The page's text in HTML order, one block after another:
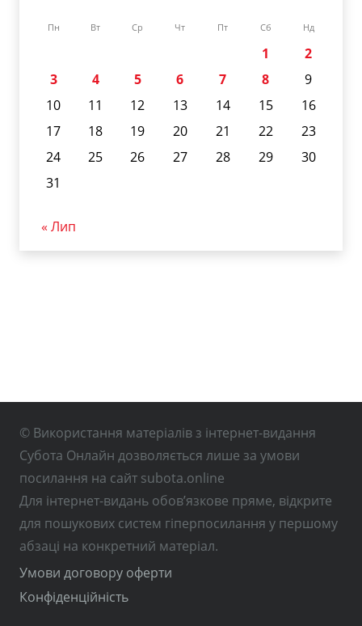
Пн Вт Ср Чт Пт Сб Нд
1
2
3
4 5 6 7 8
9
10
11 12 13 14 15
16
17
18 19 20 21 22
23
24
25 26 27 28 29
30
31
« Лип
© Використання матеріалів з інтернет-видання
Субота Онлайн дозволяється лише за умови
посилання на сайт subota.online
Для інтернет-видань обов’язкове пряме, відкрите
для пошукових систем гіперпосилання у першому
абзаці на конкретний матеріал.
Умови договору оферти
Конфіденційність